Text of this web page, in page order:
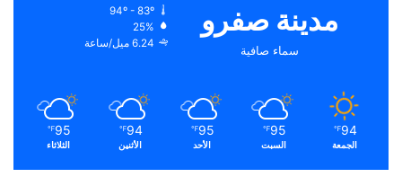
مدينة صفرو
سماء صافية
94º - 83º
25%
6.24 ميل/ساعة
94
℉
الجمعة
95
℉
السبت
95
℉
الأحد
94
℉
الأثنين
95
℉
الثلاثاء